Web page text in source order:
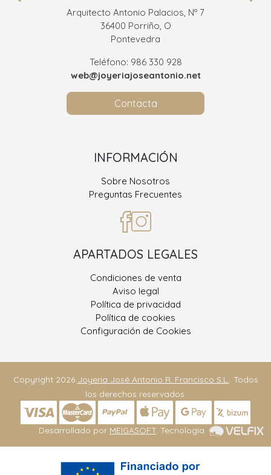
Arquitecto Antonio Palacios, Nº 7
36400 Porriño, O
Pontevedra
Teléfono: 986 330 928
web@joyeriajoseantonio.net
Contacta
INFORMACIÓN
Sobre Nosotros
Preguntas Frecuentes
APARTADOS LEGALES
Condiciones de venta
Aviso legal
Política de privacidad
Política de cookies
Configuración de Cookies
Copyright 2026 Joyeria José Antonio R. Francisco S.L.. Todos
los derechos reservados.
Desarrollado por MEIGASOFT . Tecnología